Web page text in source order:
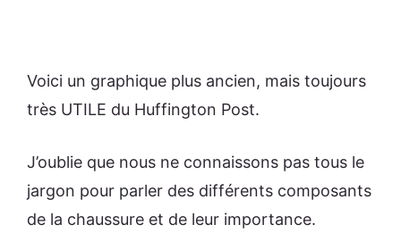
Voici un graphique plus ancien, mais toujours
très UTILE du Huffington Post.
J’oublie que nous ne connaissons pas tous le
jargon pour parler des différents composants
de la chaussure et de leur importance.